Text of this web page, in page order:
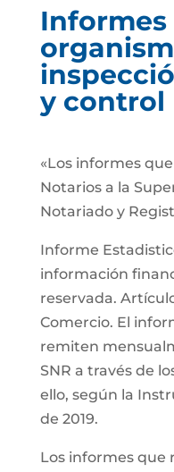
Informes
y control
«Los informes
Notarios a la
Notariado y
Informe
información
reservada.
Comercio. El
remiten
SNR a través de
ello, según la
de 2019.
Los informes que